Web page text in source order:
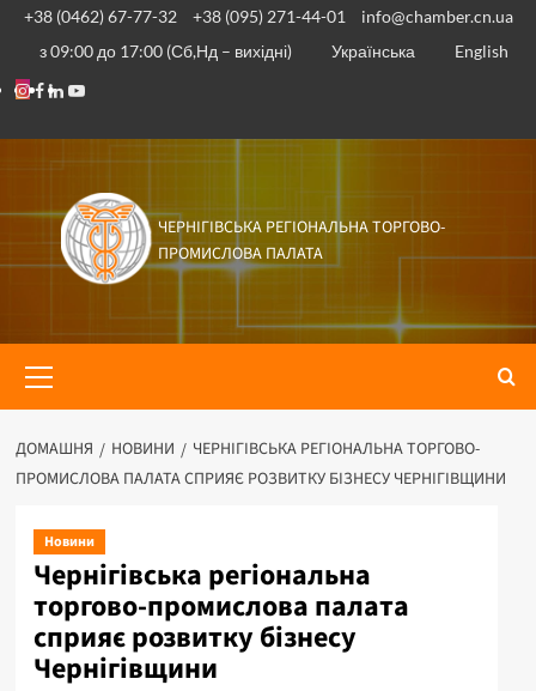
Перейти
вмісту
+38 (0462) 67-77-32 +38 (095) 271-44-01
info@chamber.cn.ua
з 09:00 до 17:00 (Сб,Нд – вихідні)
Українська
English
Instagram
Facebook
Linkedin
Youtube
ЧЕРНІГІВСЬКА РЕГІОНАЛЬНА ТОРГОВО-
ПРОМИСЛОВА ПАЛАТА
меню
ДОМАШНЯ НОВИНИ
ЧЕРНІГІВСЬКА РЕГІОНАЛЬНА ТОРГОВО-
ПРОМИСЛОВА ПАЛАТА СПРИЯЄ РОЗВИТКУ БІЗНЕСУ ЧЕРНІГІВЩИНИ
Новини
Чернігівська регіональна
торгово-промислова палата
сприяє розвитку бізнесу
Чернігівщини